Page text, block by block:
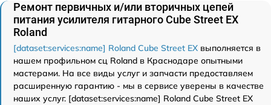
Ремонт первичных и/или вторичных цепей
питания усилителя гитарного Cube Street EX
Roland
[dataset:services:name] Roland Cube Street EX выполняется в
нашем профильном сц Roland в Краснодаре опытными
мастерами. На все виды услуг и запчасти предоставляем
расширенную гарантию - мы в сервисе уверены в качестве
наших услуг. [dataset:services:name] Roland Cube Street EX